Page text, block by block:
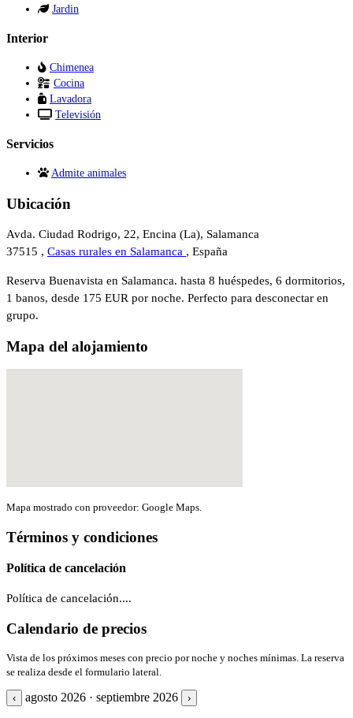
Jardin
Interior
Chimenea
Cocina
Lavadora
Televisión
Servicios
Admite animales
Ubicación
Avda. Ciudad Rodrigo, 22, Encina (La), Salamanca
37515 , Casas rurales en Salamanca , España
Reserva Buenavista en Salamanca. hasta 8 huéspedes, 6 dormitorios,
1 banos, desde 175 EUR por noche. Perfecto para desconectar en
grupo.
Mapa del alojamiento
Mapa mostrado con proveedor: Google Maps.
Términos y condiciones
Política de cancelación
Política de cancelación....
Calendario de precios
Vista de los próximos meses con precio por noche y noches mínimas. La reserva
se realiza desde el formulario lateral.
‹ agosto 2026 · septiembre 2026 ›